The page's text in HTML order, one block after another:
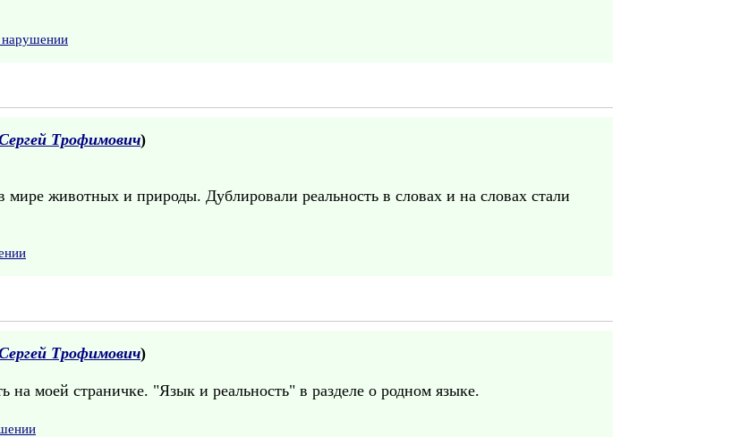
нарушении
Трофимович)
животных и природы. Дублировали реальность в словах и на словах стали
Трофимович)
моей страничке. "Язык и реальность" в разделе о родном языке.